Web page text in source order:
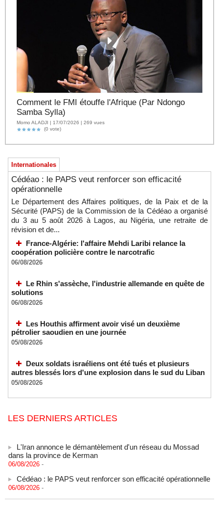
Comment le FMI étouffe l'Afrique (Par Ndongo
Samba Sylla)
Momo ALADJI | 17/07/2026 | 269 vues
(0 vote)
Internationales
Cédéao : le PAPS veut renforcer son efficacité
opérationnelle
Le Département des Affaires politiques, de la Paix et de la
Sécurité (PAPS) de la Commission de la Cédéao a organisé
du 3 au 5 août 2026 à Lagos, au Nigéria, une retraite de
révision et de...
France-Algérie: l'affaire Mehdi Laribi relance la
coopération policière contre le narcotrafic
06/08/2026
Le Rhin s'assèche, l'industrie allemande en quête de
solutions
06/08/2026
Les Houthis affirment avoir visé un deuxième
pétrolier saoudien en une journée
05/08/2026
Deux soldats israéliens ont été tués et plusieurs
autres blessés lors d'une explosion dans le sud du Liban
05/08/2026
LES DERNIERS ARTICLES
dans la province de Kerman
06/08/2026 -
06/08/2026